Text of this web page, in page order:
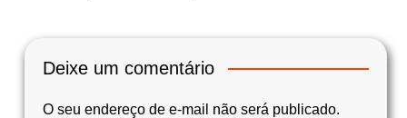
Deixe um comentário
O seu endereço de e-mail não será publicado.